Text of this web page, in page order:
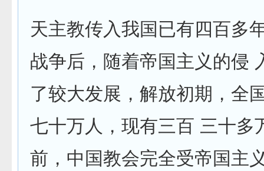
天主教传入我国已有四百多
战争后，随着帝国主义的侵
了较大发展，解放初期，全
七十万人，现有三百 三十多
前，中国教会完全受帝国主